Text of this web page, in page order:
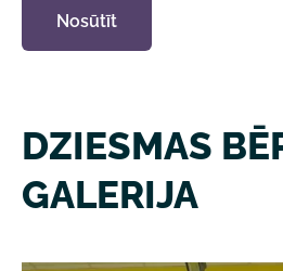
DZIESMAS
GALERIJA